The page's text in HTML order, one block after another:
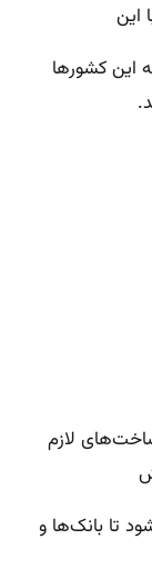
این
این کشورها
لازم
تا بانک‌ها و